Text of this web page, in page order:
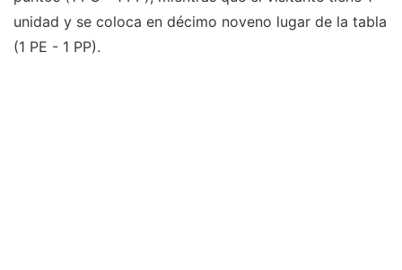
unidad y se coloca en décimo noveno lugar de la tabla
(1 PE - 1 PP).